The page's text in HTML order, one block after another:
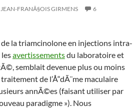
JEAN-FRANÃ§OIS GIRMENS
6
la triamcinolone en injections intra-
avertissementsdu laboratoire et
semblait devenue plus ou moins
de l’Å“dÃ¨me maculaire
annÃ©es (faisant utiliser par
paradigme »). Nous